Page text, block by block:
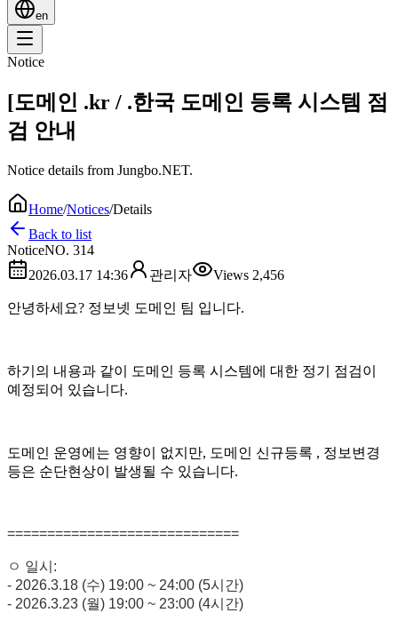
en
Notice
[도메인 .kr / .한국 도메인 등록 시스템 점
검 안내
Notice details from Jungbo.NET.
Home/Notices/Details
Back to list
NoticeNO. 314
2026.03.17 14:36
관리자 Views 2,456
안녕하세요? 정보넷 도메인 팀 입니다.
하기의 내용과 같이 도메인 등록 시스템에 대한 정기 점검이
예정되어 있습니다.
도메인 운영에는 영향이 없지만, 도메인 신규등록 , 정보변경
등은 순단현상이 발생될 수 있습니다.
=============================
ㅇ 일시:
- 2026.3.18 (수) 19:00 ~ 24:00 (5시간)
- 2026.3.23 (월) 19:00 ~ 23:00 (4시간)